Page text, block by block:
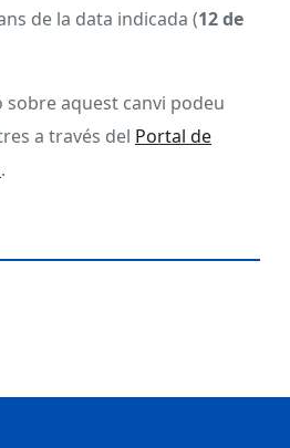
de la data indicada (12 de
aquest canvi podeu
a través del Portal de
.